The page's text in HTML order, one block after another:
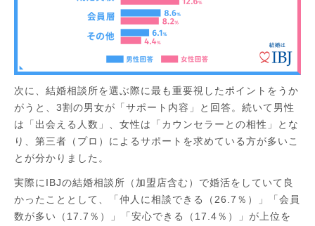
次に、結婚相談所を選ぶ際に最も重要視したポイントをうか
がうと、3割の男女が「サポート内容」と回答。続いて男性
は「出会える人数」、女性は「カウンセラーとの相性」とな
り、第三者（プロ）によるサポートを求めている方が多いこ
とが分かりました。
実際にIBJの結婚相談所（加盟店含む）で婚活をしていて良
かったこととして、「仲人に相談できる（26.7％）」「会員
数が多い（17.7％）」「安心できる（17.4％）」が上位を